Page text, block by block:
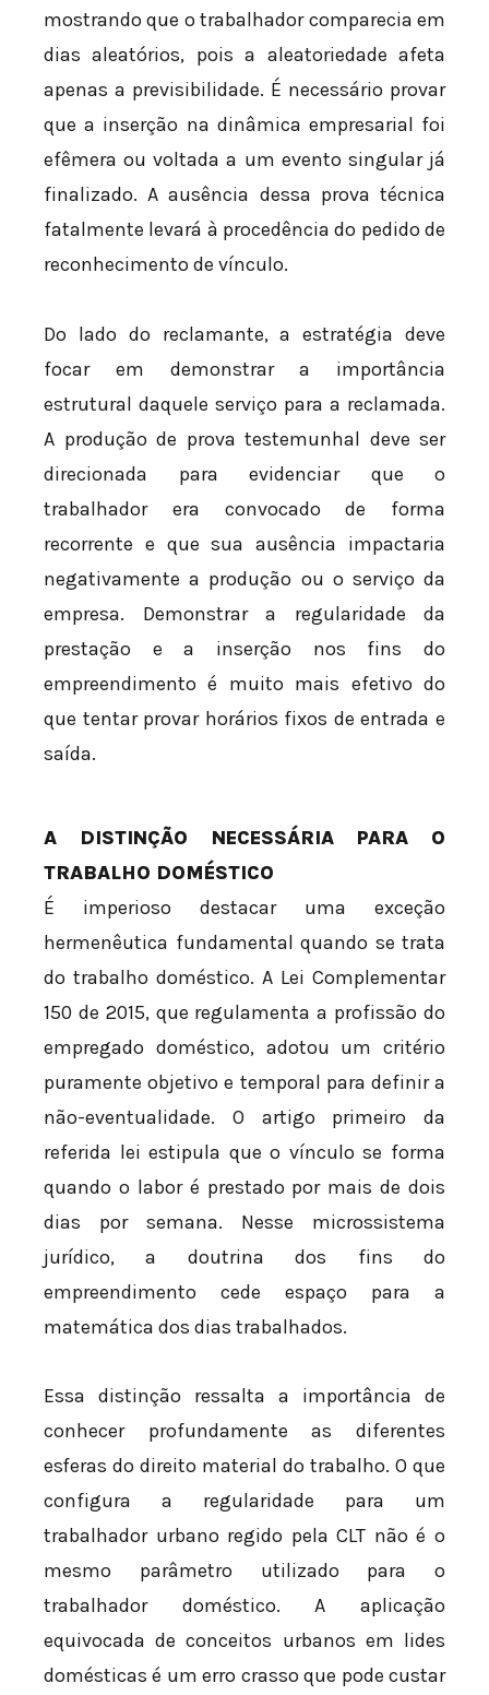
mostrando que o trabalhador comparecia em
dias aleatórios, pois a aleatoriedade afeta
apenas a previsibilidade. É necessário provar
que a inserção na dinâmica empresarial foi
efêmera ou voltada a um evento singular já
finalizado. A ausência dessa prova técnica
fatalmente levará à procedência do pedido de
reconhecimento de vínculo.
Do lado do reclamante, a estratégia deve
focar em demonstrar a importância
estrutural daquele serviço para a reclamada.
A produção de prova testemunhal deve ser
direcionada para evidenciar que o
trabalhador era convocado de forma
recorrente e que sua ausência impactaria
negativamente a produção ou o serviço da
empresa. Demonstrar a regularidade da
prestação e a inserção nos fins do
empreendimento é muito mais efetivo do
que tentar provar horários fixos de entrada e
saída.
A DISTINÇÃO NECESSÁRIA PARA O
TRABALHO DOMÉSTICO
É imperioso destacar uma exceção
hermenêutica fundamental quando se trata
do trabalho doméstico. A Lei Complementar
150 de 2015, que regulamenta a profissão do
empregado doméstico, adotou um critério
puramente objetivo e temporal para definir a
não-eventualidade. O artigo primeiro da
referida lei estipula que o vínculo se forma
quando o labor é prestado por mais de dois
dias por semana. Nesse microssistema
jurídico, a doutrina dos fins do
empreendimento cede espaço para a
matemática dos dias trabalhados.
Essa distinção ressalta a importância de
conhecer profundamente as diferentes
esferas do direito material do trabalho. O que
configura a regularidade para um
trabalhador urbano regido pela CLT não é o
mesmo parâmetro utilizado para o
trabalhador doméstico. A aplicação
equivocada de conceitos urbanos em lides
domésticas é um erro crasso que pode custar